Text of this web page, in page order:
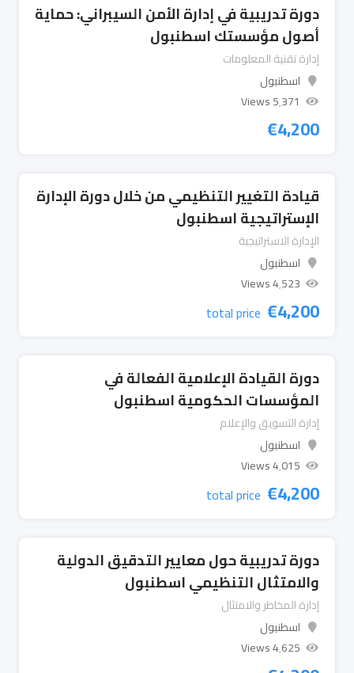
دورة تدريبية في إدارة الأمن السيبراني: حماية
أصول مؤسستك اسطنبول
إدارة تقنية المعلومات
اسطنبول
5٬371 Views
€4,200
قيادة التغيير التنظيمي من خلال دورة الإدارة
الإستراتيجية اسطنبول
الإدارة الاستراتيجية
اسطنبول
4٬523 Views
€4,200
total price
دورة القيادة الإعلامية الفعالة في
المؤسسات الحكومية اسطنبول
إدارة التسويق والإعلام
اسطنبول
4٬015 Views
€4,200
total price
دورة تدريبية حول معايير التدقيق الدولية
والامتثال التنظيمي اسطنبول
إدارة المخاطر والامتثال
اسطنبول
4٬625 Views